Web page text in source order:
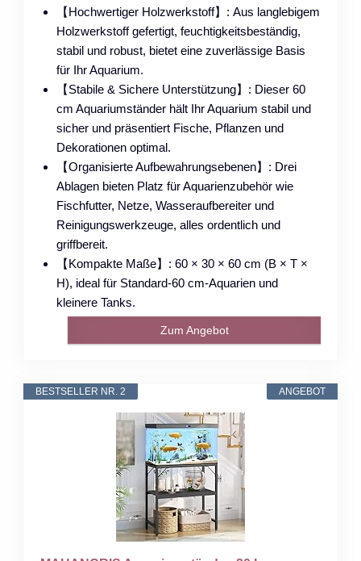
【Hochwertiger Holzwerkstoff】: Aus langlebigem
Holzwerkstoff gefertigt, feuchtigkeitsbeständig,
stabil und robust, bietet eine zuverlässige Basis
für Ihr Aquarium.
【Stabile & Sichere Unterstützung】: Dieser 60
cm Aquariumständer hält Ihr Aquarium stabil und
sicher und präsentiert Fische, Pflanzen und
Dekorationen optimal.
【Organisierte Aufbewahrungsebenen】: Drei
Ablagen bieten Platz für Aquarienzubehör wie
Fischfutter, Netze, Wasseraufbereiter und
Reinigungswerkzeuge, alles ordentlich und
griffbereit.
【Kompakte Maße】: 60 × 30 × 60 cm (B × T ×
H), ideal für Standard-60 cm-Aquarien und
kleinere Tanks.
Zum Angebot
ANGEBOT
BESTSELLER NR. 2